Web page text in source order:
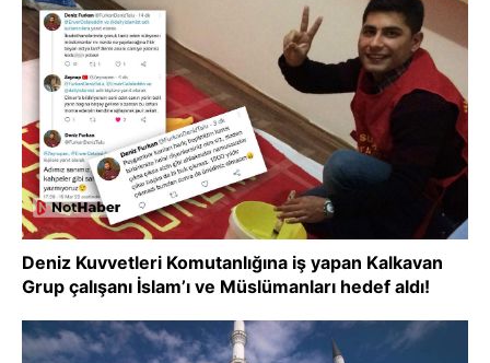
Deniz Kuvvetleri Komutanlığına iş yapan Kalkavan
Grup çalışanı İslam’ı ve Müslümanları hedef aldı!